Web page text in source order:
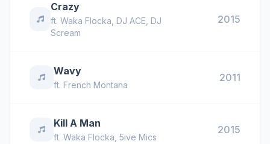
Crazy
ft.Waka Flocka ,DJ ACE ,DJ
Scream
2015
Wavy
ft. French Montana
2011
Kill A Man
ft. Waka Flocka 5ive Mics
2015